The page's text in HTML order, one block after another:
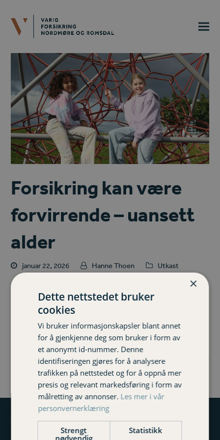
Forsikring kan være
forvirrende – uansett
alder
januar 22, 2026 Hanne Thoen Utkast
Men det trenger ikke være det. Hos oss får du hjelp av
mennesker som blir kjent med både deg og hverdagen
Les mer
Varig Forsikring Nordmøre og Romsdal
×
Dette nettstedet bruker
cookies
Vi bruker informasjonskapsler blant annet
for å gjenkjenne deg som bruker i form av
et anonymt id-nummer. Denne
identifiseringen gjøres for å analysere
trafikken på nettstedet og for å oppnå mer
presis og relevant markedsføring i form av
målretting av annonser. Les mer i vår
personvernerklæring
Strengt
nødvendig
Statistikk